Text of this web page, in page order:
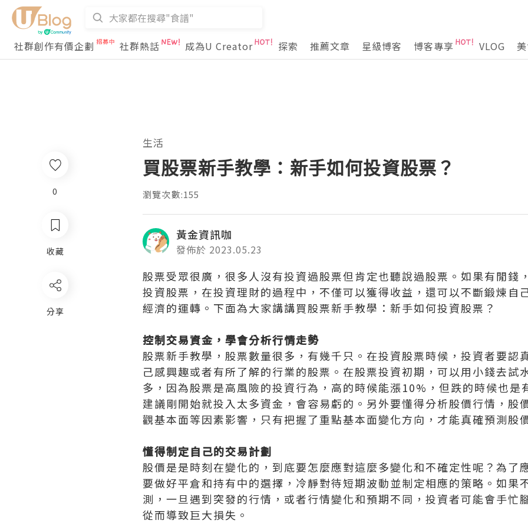
社群創作有價企劃 社群熱話 成為U Creator 探索 推薦文章 星級博客 博客專享 VLOG
生活
買股票新手教學：新手如何投資股票？
瀏覽次數:155
黃金資訊咖
發佈於 2023.05.23
股票受眾很廣，很多人沒有投資過股票但肯定也聽說過股票。如果有閒錢
投資股票，在投資理財的過程中，不僅可以獲得收益，還可以不斷鍛煉自
經濟的運轉。下面為大家講講買股票新手教學：新手如何投資股票？
控制交易資金，學會分析行情走勢
股票新手教學，股票數量很多，有幾千只。在投資股票時候，投資者要認
己感興趣或者有所了解的行業的股票。在股票投資初期，可以用小錢去試
多，因為股票是高風險的投資行為，高的時候能漲10%，但跌的時候也
建議剛開始就投入太多資金，會容易虧的。另外要懂得分析股價行情，股
觀基本面等因素影響，只有把握了重點基本面變化方向，才能真確預測股
懂得制定自己的交易計劃
股價是是時刻在變化的，到底要怎麼應對這麼多變化和不確定性呢？為了
要做好平倉和持有中的選擇，冷靜對待短期波動並制定相應的策略。如果
測，一旦遇到突發的行情，或者行情變化和預期不同，投資者可能會手忙
從而導致巨大損失。
0
收藏
分享